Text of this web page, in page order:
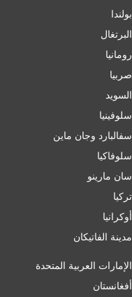
بولندا
البرتغال
رومانيا
صربيا
السويد
سلوفينيا
سفالبارد وجان ماين
سلوفاكيا
سان مارينو
تركيا
أوكرانيا
مدينة الفاتيكان
الإمارات العربية المتحدة
أفغانستان